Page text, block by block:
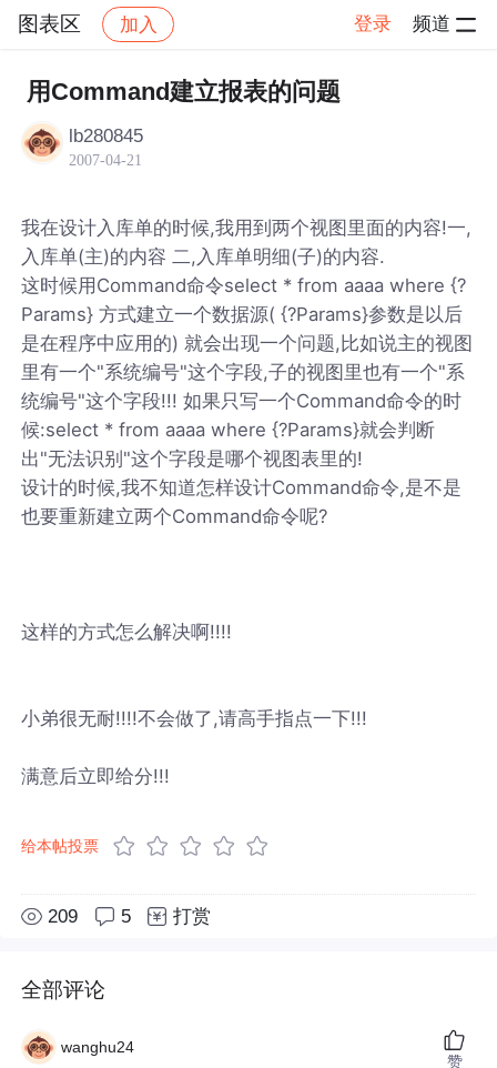
图表区 加入 登录 频道
社区 帖子详情
用Command建立报表的问题
lb280845
2007-04-21
我在设计入库单的时候,我用到两个视图里面的内容!一,
入库单(主)的内容 二,入库单明细(子)的内容.
这时候用Command命令select * from aaaa where {?
Params} 方式建立一个数据源( {?Params}参数是以后
是在程序中应用的) 就会出现一个问题,比如说主的视图
里有一个"系统编号"这个字段,子的视图里也有一个"系
统编号"这个字段!!! 如果只写一个Command命令的时
候:select * from aaaa where {?Params}就会判断
出"无法识别"这个字段是哪个视图表里的!
设计的时候,我不知道怎样设计Command命令,是不是
也要重新建立两个Command命令呢?
这样的方式怎么解决啊!!!!
小弟很无耐!!!!不会做了,请高手指点一下!!!
满意后立即给分!!!
给本帖投票
209 5 打赏
全部评论
wanghu24
赞